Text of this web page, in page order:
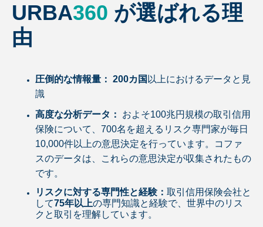
URBA360 が選ばれる理
由
圧倒的な情報量： 200カ国 以上におけるデータと見
識
高度な分析データ： およそ100兆円規模の取引信用
保険について、700名を超えるリスク専門家が毎日
10,000件以上の意思決定を行っています。コファ
スのデータは、これらの意思決定が収集されたもの
です。
リスクに対する専門性と経験： 取引信用保険会社と
して75年以上の専門知識と経験で、世界中のリス
クと取引を理解しています。